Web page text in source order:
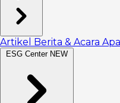
Artikel Berita & Acara
ESG Center NEW